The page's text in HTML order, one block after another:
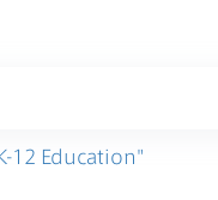
K-12 Education"